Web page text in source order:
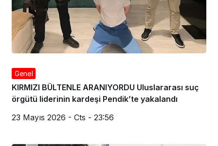
Genel
KIRMIZI BÜLTENLE ARANIYORDU Uluslararası suç
örgütü liderinin kardeşi Pendik’te yakalandı
23 Mayıs 2026 - Cts - 23:56